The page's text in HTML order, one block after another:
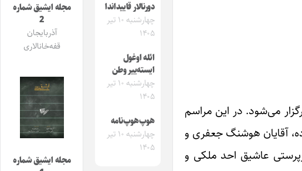
می‌شود. در این مراسم
آقایان هوشنگ جعفری و
عاشیق احد ملکی و
دورنالار قاییداندا
چهارشنبه ۱۰ تیر
۱۴۰۵
ائله اوغول
ایسته‌ییر وطن
چهارشنبه ۱۰ تیر
۱۴۰۵
هوپ‌هوپ‌نامه
چهارشنبه ۱۰ تیر
۱۴۰۵
مجله ایشیق شماره
2
آذربایجان
قفه‌خانالاری
مجله ایشیق شماره